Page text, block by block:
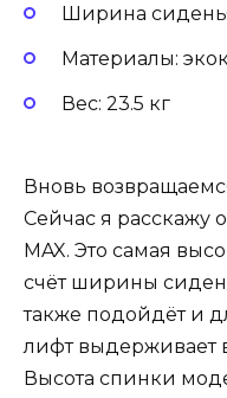
Ширина
Материалы:
Вес: 23.5 кг
Вновь
Сейчас я расскажу
MAX. Это самая
счёт ширины
также подойдёт и
лифт выдерживает
Высота спинки